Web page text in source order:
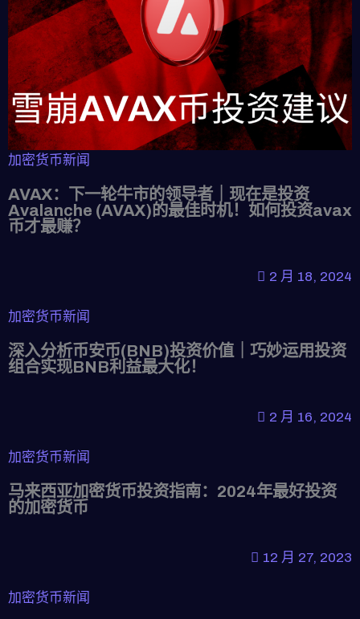
加密货币新闻
AVAX：下一轮牛市的领导者｜现在是投资
Avalanche (AVAX)的最佳时机！如何投资avax
币才最赚？
2 月 18, 2024
加密货币新闻
深入分析币安币(BNB)投资价值｜巧妙运用投资
组合实现BNB利益最大化！
2 月 16, 2024
加密货币新闻
马来西亚加密货币投资指南：2024年最好投资
的加密货币
12 月 27, 2023
加密货币新闻